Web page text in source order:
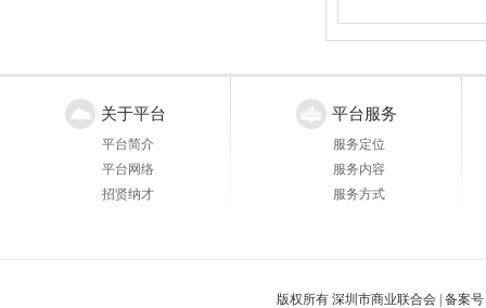
关于平台
平台简介
平台网络
招贤纳才
平台服务
服务定位
服务内容
服务方式
版权所有 深圳市商业联合会 | 备案号